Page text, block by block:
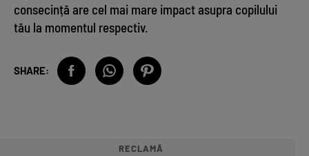
consecință are cel mai mare impact asupra copilului
tău la momentul respectiv.
SHARE:
RECLAMĂ